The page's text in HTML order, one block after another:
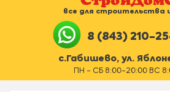
все для строительства
8 (843) 210-
с.Габишево, ул.
ПН - СБ 8:00-20:00 ВС